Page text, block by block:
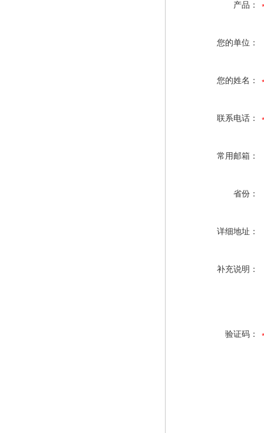
产品：
您的单位：
您的姓名：
联系电话：
常用邮箱：
省份：
详细地址：
补充说明：
验证码：